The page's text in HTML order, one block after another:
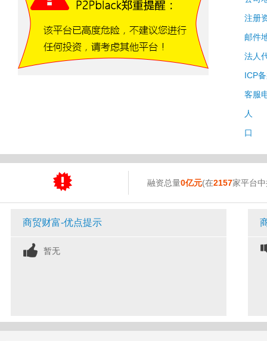
注册
邮件
法人
ICP
客服
人
口
融资总量0亿元(在2157家平台
商贸财富-优点提示
暂无